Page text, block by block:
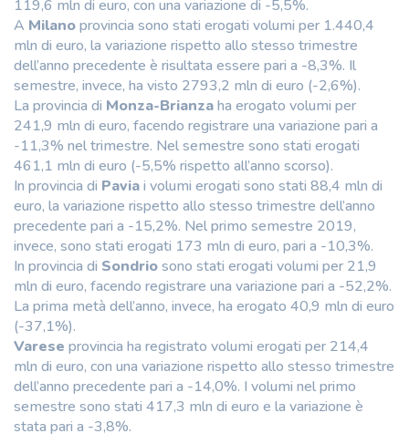
119,6 mln di euro, con una variazione di -5,5%.
A Milanoprovincia sono stati erogati volumi per 1.440,4
mln di euro, la variazione rispetto allo stesso trimestre
dell’anno precedente è risultata essere pari a -8,3%. Il
semestre, invece, ha visto 2793,2 mln di euro (-2,6%).
La provincia di Monza-Brianzaha erogato volumi per
241,9 mln di euro, facendo registrare una variazione pari a
-11,3% nel trimestre. Nel semestre sono stati erogati
461,1 mln di euro (-5,5% rispetto all’anno scorso).
In provincia di Paviai volumi erogati sono stati 88,4 mln di
euro, la variazione rispetto allo stesso trimestre dell’anno
precedente pari a -15,2%. Nel primo semestre 2019,
invece, sono stati erogati 173 mln di euro, pari a -10,3%.
In provincia di Sondriosono stati erogati volumi per 21,9
mln di euro, facendo registrare una variazione pari a -52,2%.
La prima metà dell’anno, invece, ha erogato 40,9 mln di euro
(-37,1%).
Varese provincia ha registrato volumi erogati per 214,4
mln di euro, con una variazione rispetto allo stesso trimestre
dell’anno precedente pari a -14,0%. I volumi nel primo
semestre sono stati 417,3 mln di euro e la variazione è
stata pari a -3,8%.